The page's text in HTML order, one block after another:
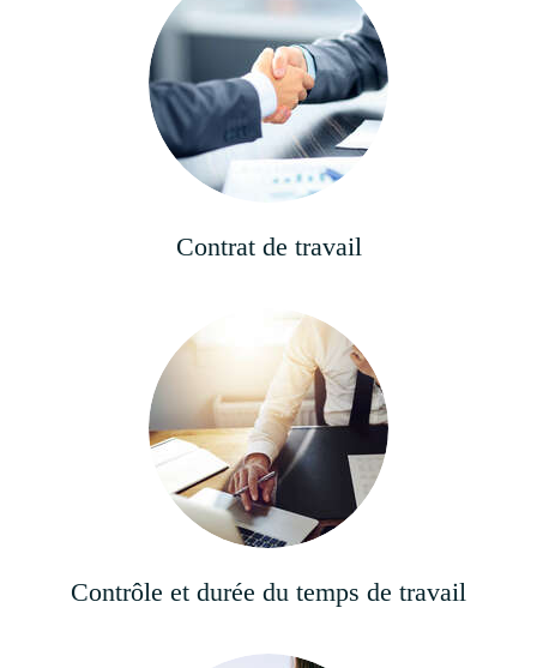
Contrat de travail
Contrôle et durée du temps de travail